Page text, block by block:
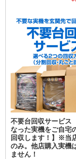
不要台回収サービ
なった実機をご自宅
回収します！】※当
のみ。他店購入実機
ません！